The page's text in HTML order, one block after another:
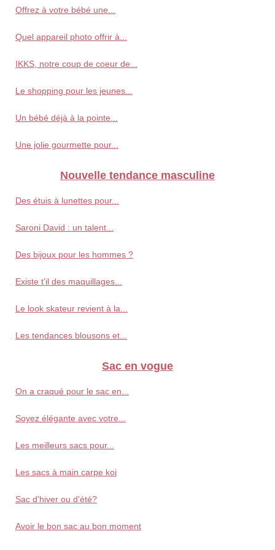
Offrez à votre bébé une...
Quel appareil photo offrir à...
IKKS, notre coup de coeur de...
Le shopping pour les jeunes...
Un bébé déjà à la pointe...
Une jolie gourmette pour...
Nouvelle tendance masculine
Des étuis à lunettes pour...
Saroni David : un talent...
Des bijoux pour les hommes ?
Existe t'il des maquillages...
Le look skateur revient à la...
Les tendances blousons et...
Sac en vogue
On a craqué pour le sac en...
Soyez élégante avec votre...
Les meilleurs sacs pour...
Les sacs à main carpe koi
Sac d'hiver ou d'été?
Avoir le bon sac au bon moment